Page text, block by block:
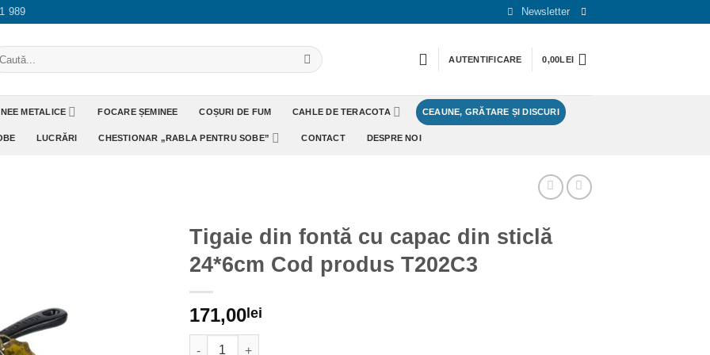
989 Newsletter
AUTENTIFICARE 0,00LEI
METALICE FOCARE ȘEMINEE COȘURI DE FUM CAHLE DE TERACOTA CEAUNE, GRĂTARE ȘI DISCURI
LUCRĂRI CHESTIONAR „RABLA PENTRU SOBE” CONTACT DESPRE NOI
Tigaie din fontă cu capac din sticlă
24*6cm Cod produs T202C3
171,00 lei
Cantitate Tigaie din fontă cu capac din sticlă 24*6cm Cod produs T202C3